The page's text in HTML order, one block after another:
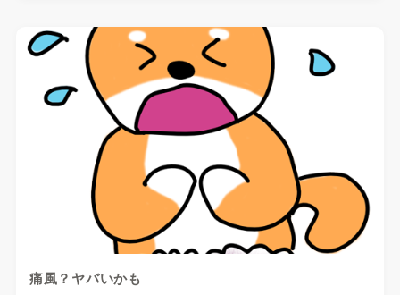
痛風？ヤバいかも